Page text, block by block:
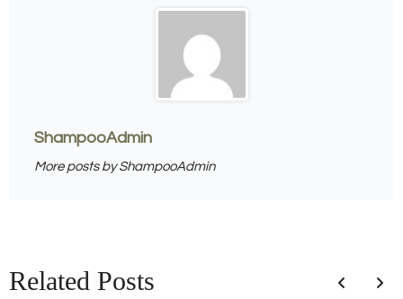
ShampooAdmin
More posts by ShampooAdmin
Related Posts